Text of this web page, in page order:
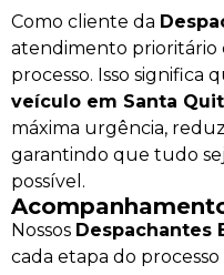
Como cliente da
atendimento prioritário
processo. Isso significa
veículo em Santa
máxima urgência,
garantindo que tudo
possível.
Nossos Despachantes
cada etapa do processo